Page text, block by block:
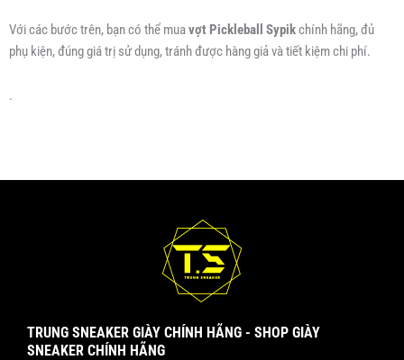
Với các bước trên, bạn có thể muavợt Pickleball Sypikchính hãng, đủ
phụ kiện, đúng giá trị sử dụng, tránh được hàng giả và tiết kiệm chi phí.
.
TRUNG SNEAKER GIÀY CHÍNH HÃNG - SHOP GIÀY
SNEAKER CHÍNH HÃNG